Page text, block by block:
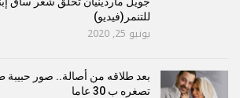
للتنمر(فيديو)
يونيو 25, 2020
بعد طلاقه من أصالة.. صور حبيبة
تصغره ب 30 عاما